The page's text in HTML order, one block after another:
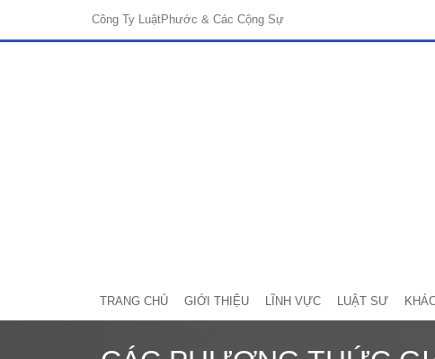
Công Ty LuậtPhước & Các Cộng Sự
TRANG CHỦ GIỚI THIỆU LĨNH VỰC LUẬT SƯ